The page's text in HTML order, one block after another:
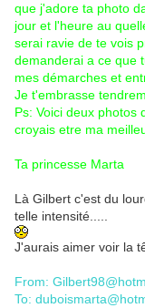
que j'adore ta photo
jour et l'heure au
serai ravie de te vois
demanderai a ce que
mes démarches et
Je t'embrasse
Ps: Voici deux photos
croyais etre ma
Ta princesse Marta
Là Gilbert c'est du
telle intensité.....
J'aurais aimer voir la
From:
To: